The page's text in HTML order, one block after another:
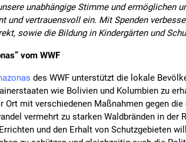
unabhängige Stimme und ermöglichen
und vertrauensvoll ein. Mit Spenden
sowie die Bildung in Kindergärten und
vom WWF
des WWF unterstützt die lokale
wie Bolivien und Kolumbien zu
Ort mit verschiedenen Maßnahmen gegen
vermehrt zu starken Waldbränden in der
und den Erhalt von Schutzgebieten